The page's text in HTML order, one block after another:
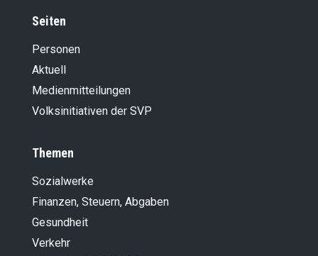
Seiten
Personen
Aktuell
Medienmitteilungen
Volksinitiativen der SVP
Themen
Sozialwerke
Finanzen, Steuern, Abgaben
Gesundheit
Verkehr